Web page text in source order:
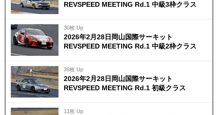
REVSPEED MEETING Rd.1 中級3枠クラス
30枚 Up
2026年2月28日岡山国際サーキット
REVSPEED MEETING Rd.1 中級2枠クラス
39枚 Up
2026年2月28日岡山国際サーキット
REVSPEED MEETING Rd.1 初級クラス
11枚 Up